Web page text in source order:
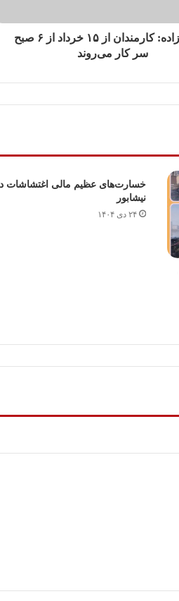
💢رفیع‌زاده: کارمندان از ۱۵ خرداد از ۶ صبح
سر کار می‌روند
خسارت‌های عظیم مالی اغتشاشات
نیشابور
۲۴ دی ۱۴۰۴